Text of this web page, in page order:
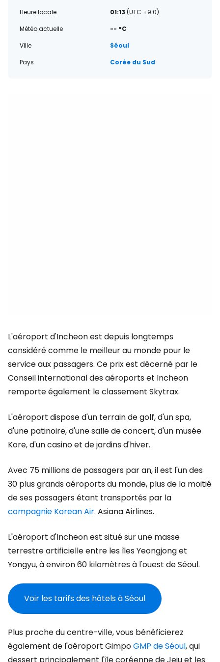
Heure locale
01:13 (UTC +9.0)
Météo actuelle
-- °C
Ville
Séoul
Pays
Corée du Sud
L'aéroport d'Incheon est depuis longtemps
considéré comme le meilleur au monde pour le
service aux passagers. Ce prix est décerné par le
Conseil international des aéroports et Incheon
remporte également le classement Skytrax.
L'aéroport dispose d'un terrain de golf, d'un spa,
d'une patinoire, d'une salle de concert, d'un musée
Kore, d'un casino et de jardins d'hiver.
Avec 75 millions de passagers par an, il est l'un des
30 plus grands aéroports du monde, plus de la moitié
de ses passagers étant transportés par la
compagnie Korean Air. Asiana Airlines.
L'aéroport d'Incheon est situé sur une masse
terrestre artificielle entre les îles Yeongjong et
Yongyu, à environ 60 kilomètres à l'ouest de Séoul.
Voir les tarifs des hôtels à Séoul
Plus proche du centre-ville, vous bénéficierez
également de l'aéroport GimpoGMP de Séoul, qui